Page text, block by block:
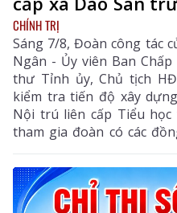
CHÍNH TRỊ
Sáng 7/8, Đoàn công tác
Ngân - Ủy viên Ban
thư Tỉnh ủy, Chủ tịch
kiểm tra tiến độ xây
Nội trú liên cấp Tiểu học
tham gia đoàn có các
viên Ban Thường vụ
trực UBND tỉnh; Lê Đức
Trưởng Ban Tuyên giáo
một số sở, ngành liên